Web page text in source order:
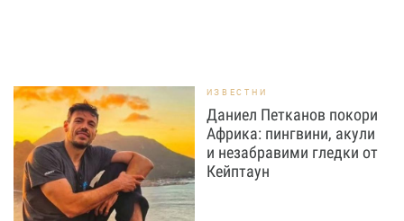
ИЗВЕСТНИ
Даниел Петканов покори
Африка: пингвини, акули
и незабравими гледки от
Кейптаун